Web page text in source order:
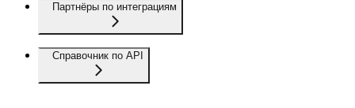
Партнёры по интеграциям
Справочник по API